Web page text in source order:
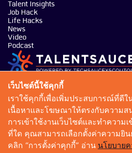
Talent Insights
Job Hack
Life Hacks
News
Video
Podcast
บริษัท เทคซอส มีเดีย จำกัด
101 ทรู ดิจิทัล พาร์ค อาคาร กริฟฟิน ชั้น 14 ห้อ
ถนนสุขุมวิท แขวงบางจาก เขตพระโขนง กรุงเท
10260
talentsauce@techsauce.co
02-001-5375
เว็บไซต์นี้ใช้คุกกี้
เราใช้คุกกี้เพื่อเพิ่มประสบการณ์ที่ดีใ
เนื้อหาและโฆษณาให้ตรงกับความส
การเข้าใช้งานเว็บไซต์และทำความ
ที่ใด คุณสามารถเลือกตั้งค่าความยิ
คลิก “การตั้งค่าคุกกี้” อ่าน นโยบาย